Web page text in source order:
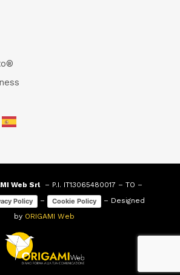
Web Srl– P.I. IT13065480017 – TO –
Policy – Cookie Policy
– Designed
by ORIGAMI Web